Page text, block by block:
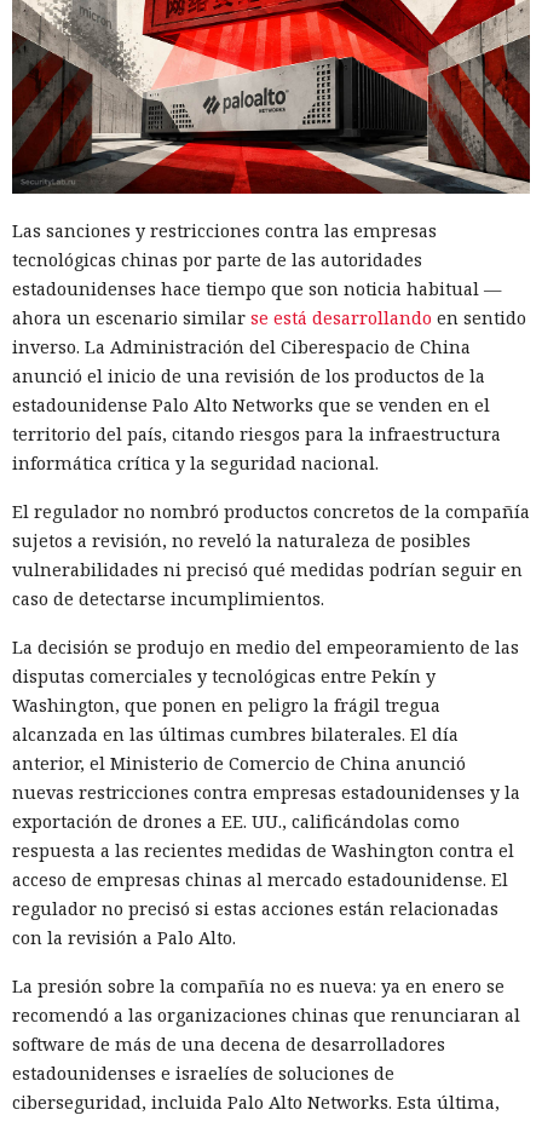
Las sanciones y restricciones contra las empresas
tecnológicas chinas por parte de las autoridades
estadounidenses hace tiempo que son noticia habitual —
ahora un escenario similar se está desarrollando en sentido
inverso. La Administración del Ciberespacio de China
anunció el inicio de una revisión de los productos de la
estadounidense Palo Alto Networks que se venden en el
territorio del país, citando riesgos para la infraestructura
informática crítica y la seguridad nacional.
El regulador no nombró productos concretos de la compañía
sujetos a revisión, no reveló la naturaleza de posibles
vulnerabilidades ni precisó qué medidas podrían seguir en
caso de detectarse incumplimientos.
La decisión se produjo en medio del empeoramiento de las
disputas comerciales y tecnológicas entre Pekín y
Washington, que ponen en peligro la frágil tregua
alcanzada en las últimas cumbres bilaterales. El día
anterior, el Ministerio de Comercio de China anunció
nuevas restricciones contra empresas estadounidenses y la
exportación de drones a EE. UU., calificándolas como
respuesta a las recientes medidas de Washington contra el
acceso de empresas chinas al mercado estadounidense. El
regulador no precisó si estas acciones están relacionadas
con la revisión a Palo Alto.
La presión sobre la compañía no es nueva: ya en enero se
recomendó a las organizaciones chinas que renunciaran al
software de más de una decena de desarrolladores
estadounidenses e israelíes de soluciones de
ciberseguridad, incluida Palo Alto Networks. Esta última,